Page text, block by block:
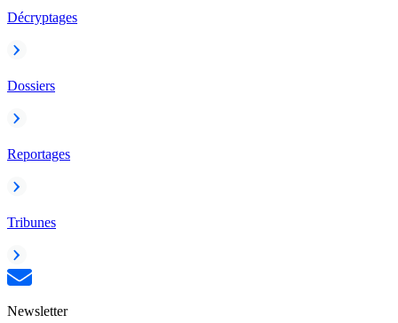
Décryptages
Dossiers
Reportages
Tribunes
Newsletter